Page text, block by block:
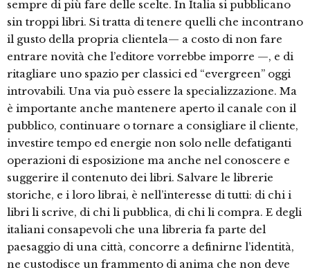
sempre di più fare delle scelte. In Italia si pubblicano
sin troppi libri. Si tratta di tenere quelli che incontrano
il gusto della propria clientela— a costo di non fare
entrare novità che l’editore vorrebbe imporre —, e di
ritagliare uno spazio per classici ed “evergreen” oggi
introvabili. Una via può essere la specializzazione. Ma
è importante anche mantenere aperto il canale con il
pubblico, continuare o tornare a consigliare il cliente,
investire tempo ed energie non solo nelle defatiganti
operazioni di esposizione ma anche nel conoscere e
suggerire il contenuto dei libri. Salvare le librerie
storiche, e i loro librai, è nell’interesse di tutti: di chi i
libri li scrive, di chi li pubblica, di chi li compra. E degli
italiani consapevoli che una libreria fa parte del
paesaggio di una città, concorre a definirne l’identità,
ne custodisce un frammento di anima che non deve